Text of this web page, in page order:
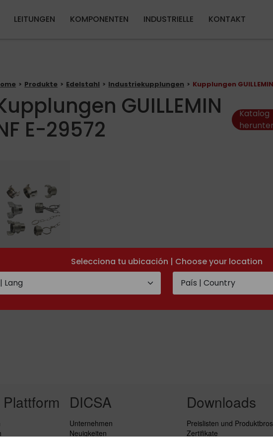
Selecciona tu ubicación | Choose your location
LEITUNGEN KOMPONENTEN INDUSTRIELLE KONTAKT
Produkte Edelstahl Industriekupplungen Kupplungen
GUILLEMIN
E-29572
Katalog
Edelstahl
DICSA
Unternehmen
Neuigkeiten
Downloads
Preislisten und
Zertifikate